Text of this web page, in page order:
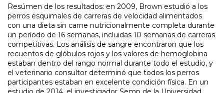
Resúmen de los resultados: en 2009, Brown estudió a los
perros esquimales de carreras de velocidad alimentados
con una dieta sin carne nutricionalmente completa durante
un período de 16 semanas, incluidas 10 semanas de carreras
competitivas. Los análisis de sangre encontraron que los
recuentos de glóbulos rojos y los valores de hemoglobina
estaban dentro del rango normal durante todo el estudio, y
el veterinario consultor determinó que todos los perros
participantes estaban en excelente condición física. En un